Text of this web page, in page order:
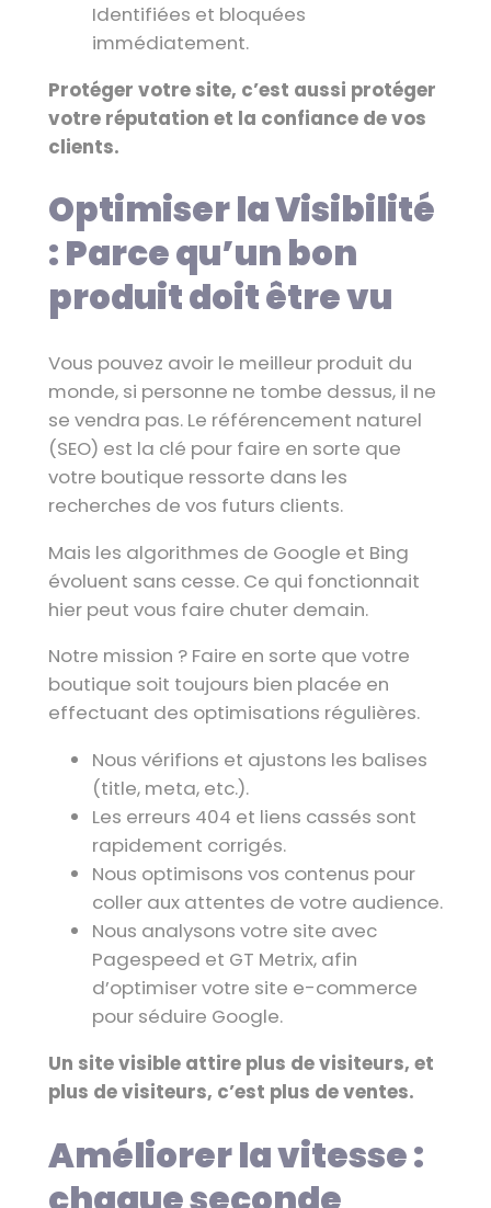
Identifiées et bloquées
immédiatement.
Protéger votre site, c’est aussi protéger
votre réputation et la confiance de vos
clients.
Optimiser la Visibilité
: Parce qu’un bon
produit doit être vu
Vous pouvez avoir le meilleur produit du
monde, si personne ne tombe dessus, il ne
se vendra pas. Le référencement naturel
(SEO) est la clé pour faire en sorte que
votre boutique ressorte dans les
recherches de vos futurs clients.
Mais les algorithmes de Google et Bing
évoluent sans cesse. Ce qui fonctionnait
hier peut vous faire chuter demain.
Notre mission ? Faire en sorte que votre
boutique soit toujours bien placée en
effectuant des optimisations régulières.
Nous vérifions et ajustons les balises
(title, meta, etc.).
Les erreurs 404 et liens cassés sont
rapidement corrigés.
Nous optimisons vos contenus pour
coller aux attentes de votre audience.
Nous analysons votre site avec
Pagespeed et GT Metrix, afin
d’optimiser votre site e-commerce
pour séduire Google.
Un site visible attire plus de visiteurs, et
plus de visiteurs, c’est plus de ventes.
Améliorer la vitesse :